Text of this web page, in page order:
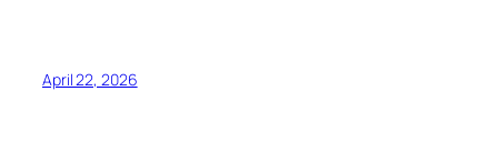
April 22, 2026